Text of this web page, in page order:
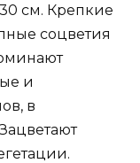
см. Крепкие
соцветия
и
в